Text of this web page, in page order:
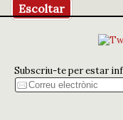
Escoltar
Subscriu-te per estar